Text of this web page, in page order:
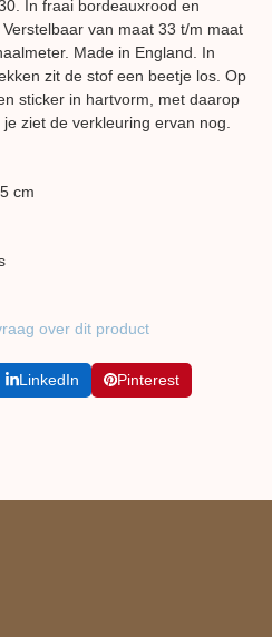
In fraai bordeauxrood en
van maat 33 t/m maat
Made in England. In
zit de stof een beetje los. Op
sticker in hartvorm, met daarop
ziet de verkleuring ervan nog.
cm
over dit product
LinkedIn
Pinterest